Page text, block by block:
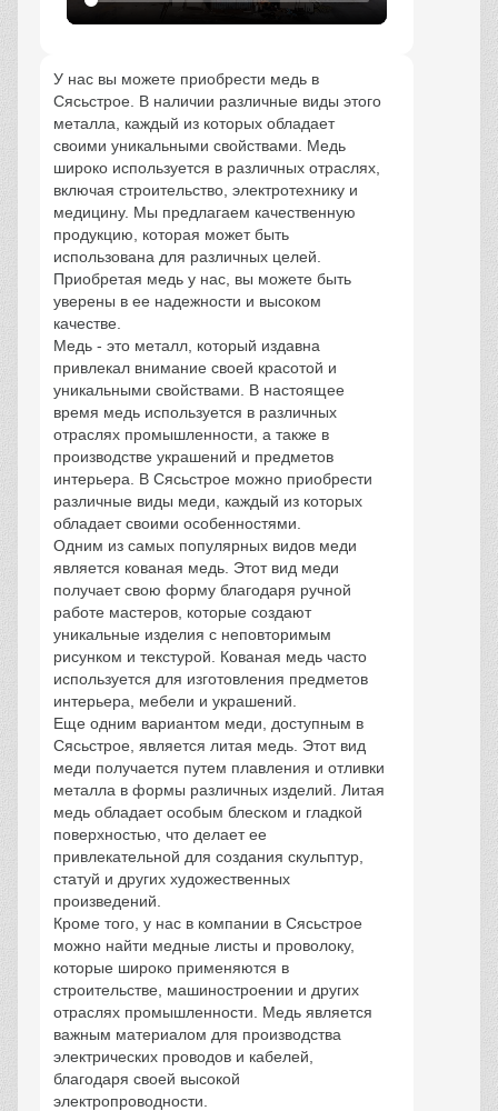
У нас вы можете приобрести медь в
Сясьстрое. В наличии различные виды этого
металла, каждый из которых обладает
своими уникальными свойствами. Медь
широко используется в различных отраслях,
включая строительство, электротехнику и
медицину. Мы предлагаем качественную
продукцию, которая может быть
использована для различных целей.
Приобретая медь у нас, вы можете быть
уверены в ее надежности и высоком
качестве.
Медь - это металл, который издавна
привлекал внимание своей красотой и
уникальными свойствами. В настоящее
время медь используется в различных
отраслях промышленности, а также в
производстве украшений и предметов
интерьера. В Сясьстрое можно приобрести
различные виды меди, каждый из которых
обладает своими особенностями.
Одним из самых популярных видов меди
является кованая медь. Этот вид меди
получает свою форму благодаря ручной
работе мастеров, которые создают
уникальные изделия с неповторимым
рисунком и текстурой. Кованая медь часто
используется для изготовления предметов
интерьера, мебели и украшений.
Еще одним вариантом меди, доступным в
Сясьстрое, является литая медь. Этот вид
меди получается путем плавления и отливки
металла в формы различных изделий. Литая
медь обладает особым блеском и гладкой
поверхностью, что делает ее
привлекательной для создания скульптур,
статуй и других художественных
произведений.
Кроме того, у нас в компании в Сясьстрое
можно найти медные листы и проволоку,
которые широко применяются в
строительстве, машиностроении и других
отраслях промышленности. Медь является
важным материалом для производства
электрических проводов и кабелей,
благодаря своей высокой
электропроводности.